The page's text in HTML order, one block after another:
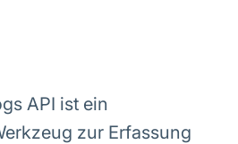
API ist ein
zur Erfassung